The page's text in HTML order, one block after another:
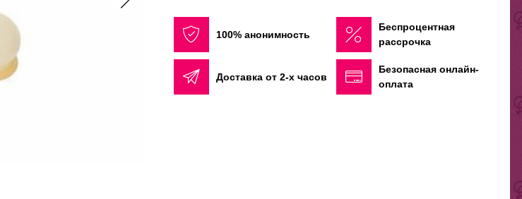
100% анонимность
Беспроцентная
рассрочка
Доставка от 2-х часов
Безопасная онлайн-
оплата